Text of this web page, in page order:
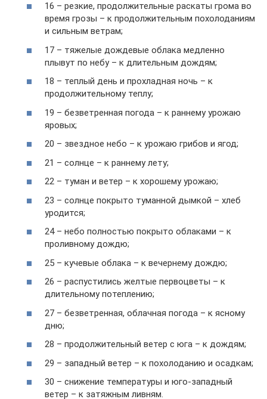
16 – резкие, продолжительные раскаты грома во
время грозы – к продолжительным похолоданиям
и сильным ветрам;
17 – тяжелые дождевые облака медленно
плывут по небу – к длительным дождям;
18 – теплый день и прохладная ночь – к
продолжительному теплу;
19 – безветренная погода – к раннему урожаю
яровых;
20 – звездное небо – к урожаю грибов и ягод;
21 – солнце – к раннему лету;
22 – туман и ветер – к хорошему урожаю;
23 – солнце покрыто туманной дымкой – хлеб
уродится;
24 – небо полностью покрыто облаками – к
проливному дождю;
25 – кучевые облака – к вечернему дождю;
26 – распустились желтые первоцветы – к
длительному потеплению;
27 – безветренная, облачная погода – к ясному
дню;
28 – продолжительный ветер с юга – к дождям;
29 – западный ветер – к похолоданию и осадкам;
30 – снижение температуры и юго-западный
ветер – к затяжным ливням.